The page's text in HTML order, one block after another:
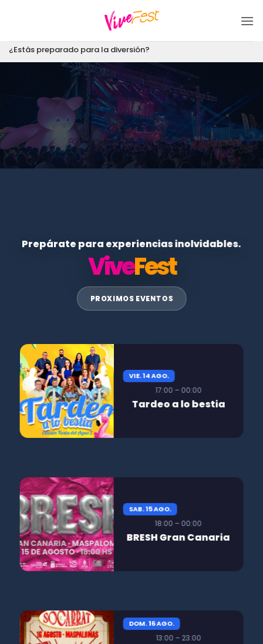
¿Estás preparado para la diversión?
Prepárate para experiencias inolvidables.
ViveFest
PROXIMOS EVENTOS
VIE. 14 AGO.
17:00 – 00:00
Tardeo a lo bestia
SAB. 15 AGO.
18:00 – 00:00
BRESH Gran Canaria
DOM. 16 AGO.
13:00 – 23:00